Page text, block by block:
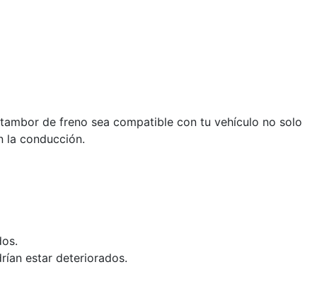
de freno sea compatible con tu vehículo no solo
la conducción.
estar deteriorados.